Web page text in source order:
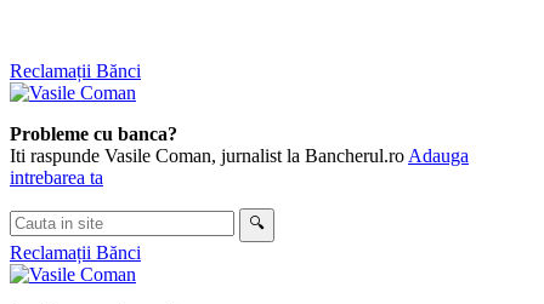
Skip
to
Reclamații Bănci
Probleme cu banca?
Iti raspunde Vasile Coman, jurnalist la Bancherul.ro Adauga
intrebarea ta
Cauta
in
site
🔍
Reclamații Bănci